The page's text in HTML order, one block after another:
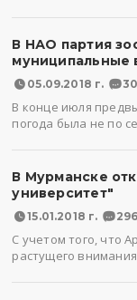
В НАО партия
муниципальные
05.09.2018 г.
В конце июля
погода была не по
В Мурманске
университет"
15.01.2018 г.
С учетом того, что
растущего